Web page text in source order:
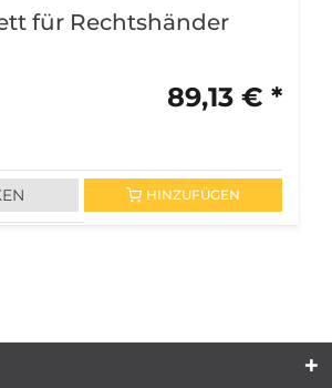
für Rechtshänder
89,13 € *
HINZUFÜGEN